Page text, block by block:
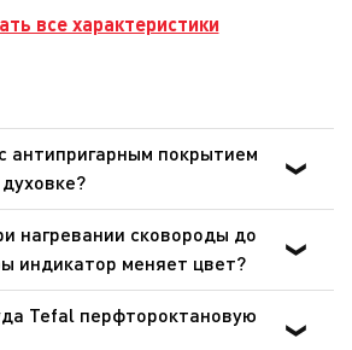
все характеристики
антипригарным покрытием
пищи в духовке могут
сковороды, ковши и сотейники
ручками, при этом
быть предварительно сняты.
использоваться в
нагревании сковороды до
индикатор меняет цвет?
до 195 °C. Сковороды для блинов:
Это оптимальная температура для
Tefal перфтороктановую